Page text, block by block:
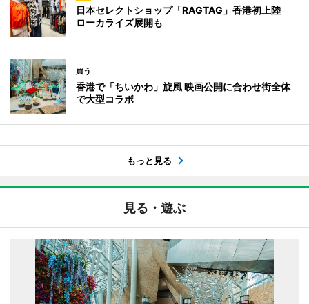
日本セレクトショップ「RAGTAG」香港初上陸
ローカライズ展開も
買う
香港で「ちいかわ」旋風 映画公開に合わせ街全体
で大型コラボ
もっと見る
見る・遊ぶ